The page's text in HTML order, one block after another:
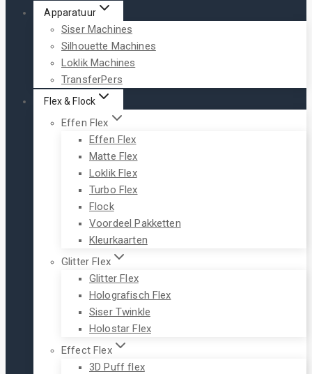
Apparatuur
Siser Machines
Silhouette Machines
Loklik Machines
TransferPers
Flex & Flock
Effen Flex
Effen Flex
Matte Flex
Loklik Flex
Turbo Flex
Flock
Voordeel Pakketten
Kleurkaarten
Glitter Flex
Glitter Flex
Holografisch Flex
Siser Twinkle
Holostar Flex
Effect Flex
3D Puff flex